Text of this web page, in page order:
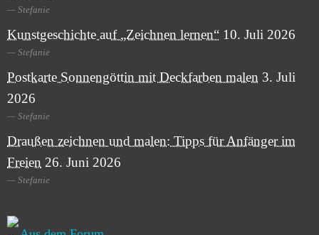
Stefanie
Kunstgeschichte auf „Zeichnen lernen“ 10. Juli 2026
Stefanie
Postkarte Sonnengöttin mit Deckfarben malen 3. Juli
2026
Stefanie
Draußen zeichnen und malen: Tipps für Anfänger im
Freien 26. Juni 2026
Stefanie